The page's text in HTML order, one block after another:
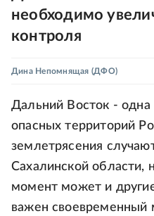
необходимо
контроля
Дина Непомнящая (ДФО)
Дальний Восток - одна
опасных территорий
землетрясения
Сахалинской области,
момент может и
важен своевременный